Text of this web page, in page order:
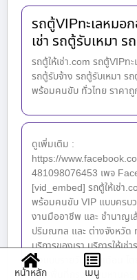
รถตู้VIPทะเลหมอ
เช่า รถตู้รับเหมา ร
รถตู้ให้เช่า.com รถตู้VIPทะ
รถตู้รับจ้าง รถตู้รับเหมา ร
พร้อมคนขับ ทั่วไทย ราคา
ดูเพิ่มเติม :
https://
481098076453 เพจ
[vid_embed] รถตู้ให้เช่า
พร้อมคนขับ VIP แบบครบ
งานมืออาชีพ และ ชำนาญ
ปริมณฑล และ ต่างจังหวัด
บริการของเรา บริการให้เ
ทั้งแบบรายวัน รายเดือน โ
ทาง พื้นที่กรุงเทพมหานคร
หน้าหลัก เมนู